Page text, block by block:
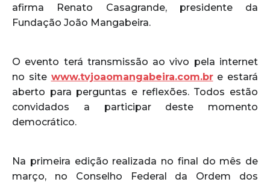
afirma Renato Casagrande, presidente da
Fundação João Mangabeira.
O evento terá transmissão ao vivo pela internet
no site www.tvjoaomangabeira.com.bre estará
aberto para perguntas e reflexões. Todos estão
convidados a participar deste momento
democrático.
Na primeira edição realizada no final do mês de
março, no Conselho Federal da Ordem dos